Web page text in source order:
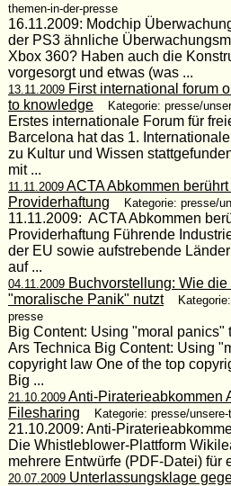
themen-in-der-presse
16.11.2009: Modchip
der PS3 ähnliche
Xbox 360? Haben auch die
vorgesorgt und etwas (was ...
13.11.2009First international forum
to knowledge
Kategorie: presse/
Erstes internationale Forum für
Barcelona hat das 1.
zu Kultur und Wissen
mit ...
11.11.2009ACTA Abkommen
Providerhaftung
Kategorie: presse/
11.11.2009: ACTA Abkommen
Providerhaftung Führende
der EU sowie aufstrebende
auf ...
04.11.2009Buchvorstellung: Wie die
"moralische Panik" nutzt
presse
Big Content: Using "moral panics"
Ars Technica Big Content: Using
copyright law One of the top
Big ...
21.10.2009Anti-Piraterieabkommen
Filesharing
Kategorie: presse/
21.10.2009: Anti-
Die Whistleblower-Plattform
mehrere Entwürfe (PDF-Datei) für
20.07.2009Unterlassungsklage